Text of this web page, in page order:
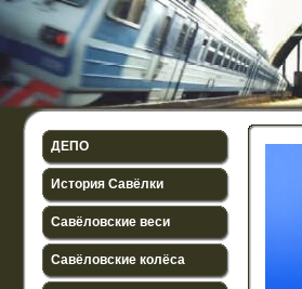
ДЕПО
История Савёлки
Савёловские веси
Савёловские колёса